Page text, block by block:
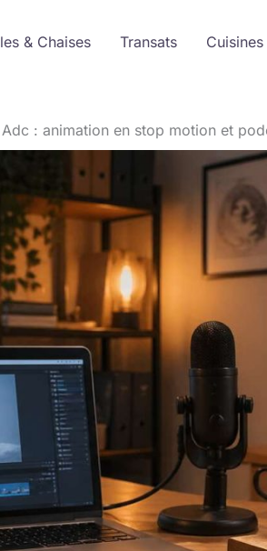
& Chaises Transats Cuisines
: animation en stop motion et